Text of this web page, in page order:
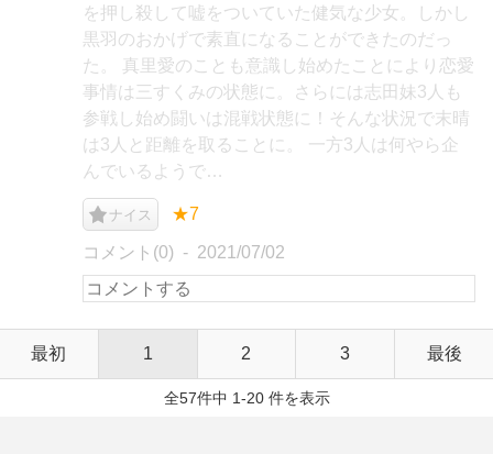
を押し殺して嘘をついていた健気な少女。しかし
黒羽のおかげで素直になることができたのだっ
た。 真里愛のことも意識し始めたことにより恋愛
事情は三すくみの状態に。さらには志田妹3人も
参戦し始め闘いは混戦状態に！そんな状況で末晴
は3人と距離を取ることに。 一方3人は何やら企
んでいるようで…
ナイス ★7
コメント(0) 2021/07/02
最初 1 2 3 最後
全57件中 1-20 件を表示